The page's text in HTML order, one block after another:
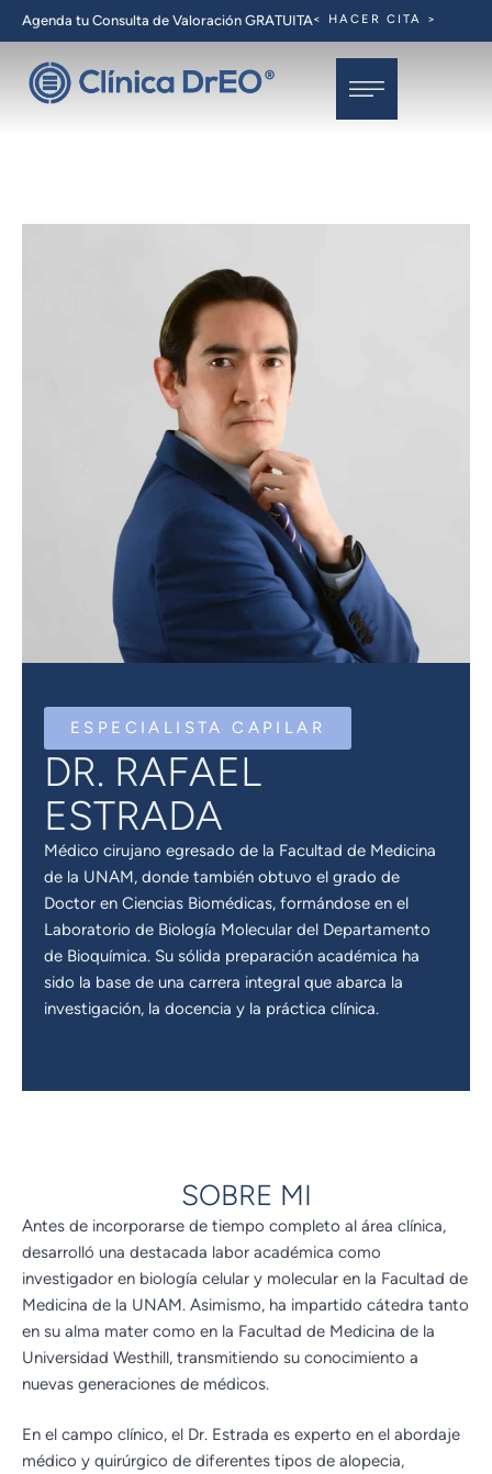
Agenda tu Consulta de Valoración GRATUITA< HACER CITA >
ESPECIALISTA CAPILAR
DR. RAFAEL
ESTRADA
Médico cirujano egresado de la Facultad de Medicina
de la UNAM, donde también obtuvo el grado de
Doctor en Ciencias Biomédicas, formándose en el
Laboratorio de Biología Molecular del Departamento
de Bioquímica. Su sólida preparación académica ha
sido la base de una carrera integral que abarca la
investigación, la docencia y la práctica clínica.
SOBRE MI
Antes de incorporarse de tiempo completo al área clínica,
desarrolló una destacada labor académica como
investigador en biología celular y molecular en la Facultad de
Medicina de la UNAM. Asimismo, ha impartido cátedra tanto
en su alma mater como en la Facultad de Medicina de la
Universidad Westhill, transmitiendo su conocimiento a
nuevas generaciones de médicos.
En el campo clínico, el Dr. Estrada es experto en el abordaje
médico y quirúrgico de diferentes tipos de alopecia,